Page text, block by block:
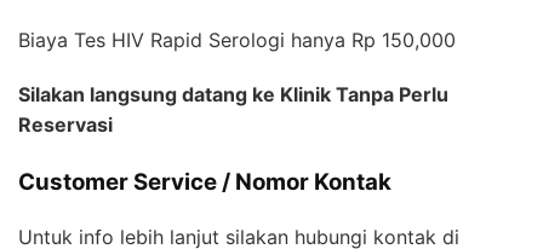
Biaya Tes HIV Rapid Serologi hanya Rp 150,000
Silakan langsung datang ke Klinik Tanpa Perlu
Reservasi
Customer Service / Nomor Kontak
Untuk info lebih lanjut silakan hubungi kontak di